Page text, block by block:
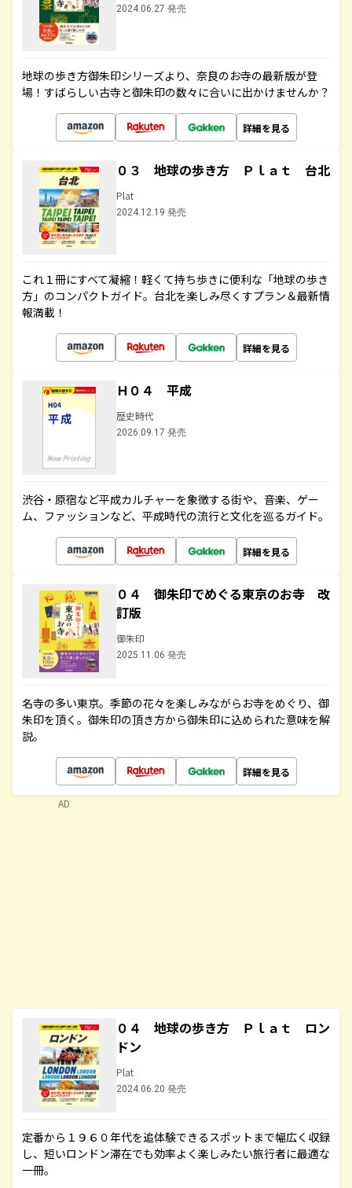
2024.06.27 発売
地球の歩き方御朱印シリーズより、奈良のお寺の最新版が登
場！すばらしい古寺と御朱印の数々に合いに出かけませんか？
詳細を見る
０３ 地球の歩き方 Ｐｌａｔ 台北
Plat
2024.12.19 発売
これ１冊にすべて凝縮！軽くて持ち歩きに便利な「地球の歩き
方」のコンパクトガイド。台北を楽しみ尽くすプラン＆最新情
報満載！
詳細を見る
Ｈ０４ 平成
歴史時代
2026.09.17 発売
渋谷・原宿など平成カルチャーを象徴する街や、音楽、ゲー
ム、ファッションなど、平成時代の流行と文化を巡るガイド。
詳細を見る
０４ 御朱印でめぐる東京のお寺 改
訂版
御朱印
2025.11.06 発売
名寺の多い東京。季節の花々を楽しみながらお寺をめぐり、御
朱印を頂く。御朱印の頂き方から御朱印に込められた意味を解
説。
詳細を見る
０４ 地球の歩き方 Ｐｌａｔ ロン
ドン
Plat
2024.06.20 発売
定番から１９６０年代を追体験できるスポットまで幅広く収録
し、短いロンドン滞在でも効率よく楽しみたい旅行者に最適な
一冊。
AD